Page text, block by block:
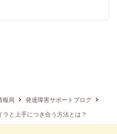
報局 発達障害サポートブログ
と上手につき合う方法とは？